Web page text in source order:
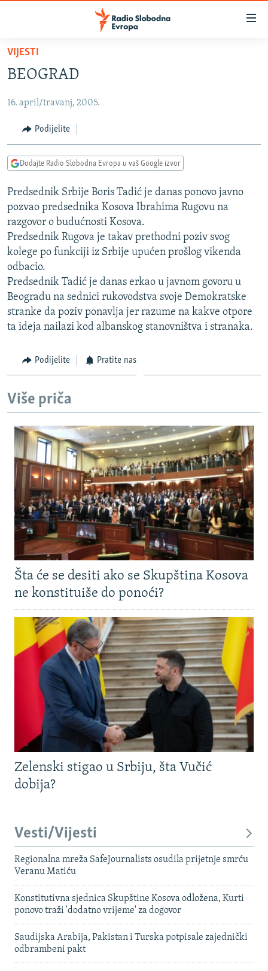
Pređite
glavni
Pređite
Pređite
pretragu
SRBIJA
KOSOVO
VIZUELNO
VIDEO
FOTOGALERIJE
INFOGRAFIKE
PODCASTI
RAT U UKRAJINI
KINA NA BALKANU
RSE PRIČE IZ SVIJETA
ISPRIČAJ MI
DNEVNO@RSE
SPECIJALI RSE
GENOCID U SREBRENICI
TV LIBERTY
POST SCRIPTUM
MOJA EVROPA
TRI DECENIJE OD RATA U BIH
SVE KARTE DEJTONA
NASTANAK I RASPAD JUGOSLAVIJE
PRATITE NAS
Sve RFE/RL stranice
VIJESTI
BEOGRAD
16. april/travanj, 2005.
Podijelite
Dodajte Radio Slobodna Evropa u vaš Google izvor
Predsednik Srbije Boris Tadić je danas ponovo javno
pozvao predsednika Kosova Ibrahima Rugovu na
razgovor o budućnosti Kosova.
Predsednik Rugova je takav prethodni poziv svog
kolege po funkciji iz Srbije upućen prošlog vikenda
odbacio.
Predsednik Tadić je danas erkao u javnom govoru u
Beogradu na sednici rukovodstva svoje Demokratske
stranke da poziv ponavlja jer razume na kakve otpore
ta ideja nailazi kod albanskog stanovništva i stranaka.
Podijelite Pratite nas
Više priča
Šta će se desiti ako se Skupština Kosova
ne konstituiše do ponoći?
Zelenski stigao u Srbiju, šta Vučić
dobija?
Vesti/Vijesti
Regionalna mreža SafeJournalists osudila prijetnje smrću
Veranu Matiću
Konstitutivna sjednica Skupštine Kosova odložena, Kurti
ponovo traži 'dodatno vrijeme' za dogovor
Saudijska Arabija, Pakistan i Turska potpisale zajednički
odbrambeni pakt